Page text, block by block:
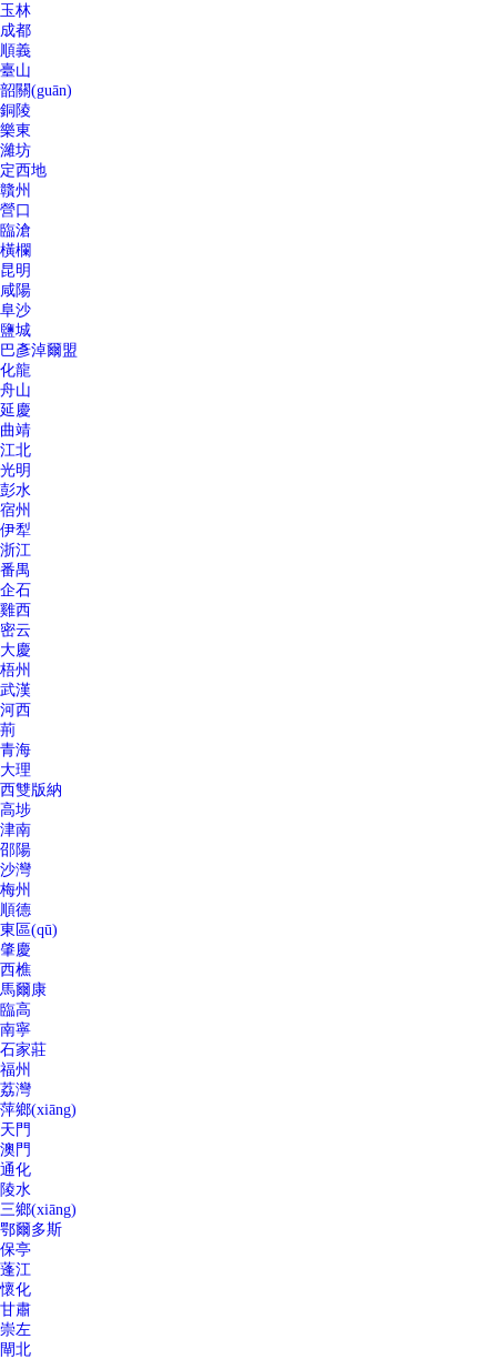
玉林
成都
順義
臺山
韶關(guān)
銅陵
樂東
濰坊
定西地
贛州
營口
臨滄
橫欄
昆明
咸陽
阜沙
鹽城
巴彥淖爾盟
化龍
舟山
延慶
曲靖
江北
光明
彭水
宿州
伊犁
浙江
番禺
企石
雞西
密云
大慶
梧州
武漢
河西
荊
青海
大理
西雙版納
高埗
津南
邵陽
沙灣
梅州
順德
東區(qū)
肇慶
西樵
馬爾康
臨高
南寧
石家莊
福州
荔灣
萍鄉(xiāng)
天門
澳門
通化
陵水
三鄉(xiāng)
鄂爾多斯
保亭
蓬江
懷化
甘肅
崇左
閘北